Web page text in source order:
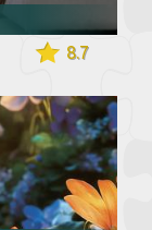
8.7